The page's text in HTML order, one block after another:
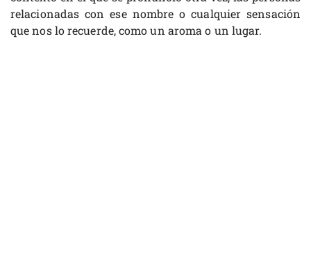
relacionadas con ese nombre o cualquier sensación
que nos lo recuerde, como un aroma o un lugar.